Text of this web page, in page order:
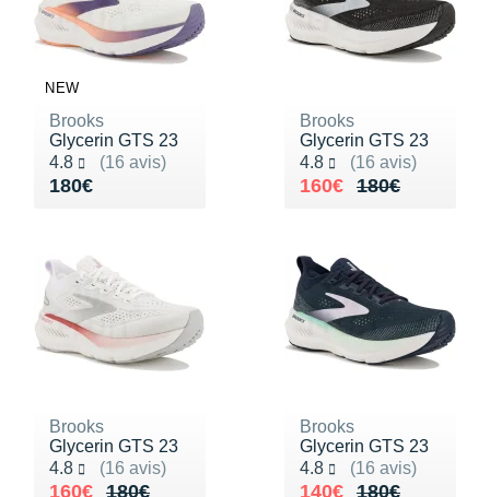
NEW
Brooks
Glycerin GTS 23
4.8
(16 avis)
Noté 4.8 sur 5
180€
Vendu 180€
Brooks
Glycerin GTS 23
4.8
(16 avis)
Noté 4.8 sur 5
180€
Au lieu de 180€
160€
Vendu 160€
Brooks
Glycerin GTS 23
4.8
(16 avis)
Noté 4.8 sur 5
180€
Au lieu de 180€
160€
Vendu 160€
Brooks
Glycerin GTS 23
4.8
(16 avis)
Noté 4.8 sur 5
180€
Au lieu de 180€
140€
Vendu 140€